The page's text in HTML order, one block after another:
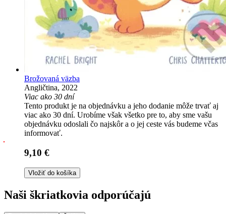
Brožovaná väzba
Angličtina, 2022
Viac ako 30 dní
Tento produkt je na objednávku a jeho dodanie môže trvať aj
viac ako 30 dní. Urobíme však všetko pre to, aby sme vašu
objednávku odoslali čo najskôr a o jej ceste vás budeme včas
informovať.
9,10 €
Vložiť do košíka
Naši škriatkovia odporúčajú